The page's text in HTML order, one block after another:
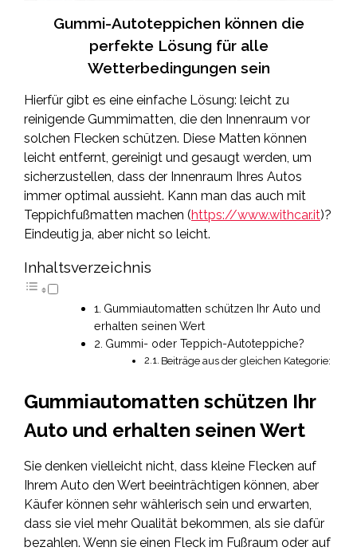
Gummi-Autoteppichen können die
perfekte Lösung für alle
Wetterbedingungen sein
Hierfür gibt es eine einfache Lösung: leicht zu
reinigende Gummimatten, die den Innenraum vor
solchen Flecken schützen. Diese Matten können
leicht entfernt, gereinigt und gesaugt werden, um
sicherzustellen, dass der Innenraum Ihres Autos
immer optimal aussieht. Kann man das auch mit
Teppichfußmatten machen (https://www.withcar.it)?
Eindeutig ja, aber nicht so leicht.
Inhaltsverzeichnis
Gummiautomatten schützen Ihr Auto und
erhalten seinen Wert
Gummi- oder Teppich-Autoteppiche?
Beiträge aus der gleichen Kategorie:
Gummiautomatten schützen Ihr
Auto und erhalten seinen Wert
Sie denken vielleicht nicht, dass kleine Flecken auf
Ihrem Auto den Wert beeinträchtigen können, aber
Käufer können sehr wählerisch sein und erwarten,
dass sie viel mehr Qualität bekommen, als sie dafür
bezahlen. Wenn sie einen Fleck im Fußraum oder auf